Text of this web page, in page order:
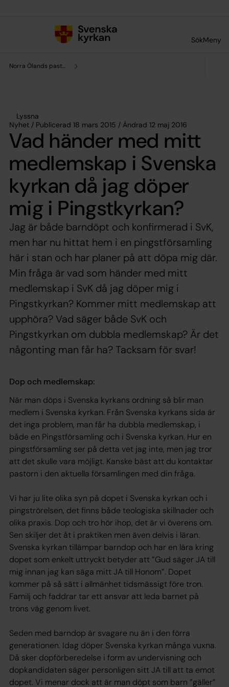
SökMeny
Norra Ölands pastorat
Lyssna
Nyhet / Publicerad 18 mars 2015 / Ändrad 12 maj 2016
Vad händer med mitt
medlemskap i Svenska
kyrkan då jag döper
mig i Pingstkyrkan?
Jag är både barndöpt och konfirmerad i SvK,
men har nu hittat hem i en pingstförsamling
här i stan och har planer på att döpa mig där.
Min fråga är vad som händer med mitt
medlemskap i SvK då jag döper mig i
Pingstkyrkan? Kommer mitt medlemskap att
upphöra? Vad säger både SvK och
Pingstkyrkan om dubbla medlemskap? Är det
någonting man får ha? Tacksam för svar!
Dop och medlemskap:
När man döps i Svenska kyrkans ordning så blir man
medlem i Svenska kyrkan. Från Svenska kyrkans sida är
det inga problem, man får ha dubbla medlemskap, i
både en Pingstförsamling och i Svenska kyrkan. Hur en
pingstförsamling ser på detta vet jag inte, men jag tror
att det skulle vara möjligt. Kanske bäst att du kontaktar
pastorn i den aktuella församlingen med din fråga.
Vi har ju lite olika syn på dopet i Svenska kyrkan och i
pingströrelsen, det finns både teologiska skillnader och
olika praxis. Dop och tro hör ihop, det är vi överens om.
Sen skiljer det åt i praktiken men även delvis i läran.
Svenska kyrkan tillämpar barndop och har en lära kring
dopet som enkelt uttryckt betyder att ”Gud säger JA till
mig innan jag kan säga mitt JA till Honom”. Dopet
kommer på så sätt i allmänhet tidsmässigt före tron.
Familj och faddrar tar ett ansvar att leda barnet på
trons väg genom livet.
Seden med barndop är svagare nu än i den förra
generationen. Idag döper Svenska kyrkan många vuxna.
Då sker dopförberedelse i form av undervisning och
dopkandidaten säger personligen sitt JA till att ta emot
dopet. Vi menar dock att är man döpt som barn ”gäller”